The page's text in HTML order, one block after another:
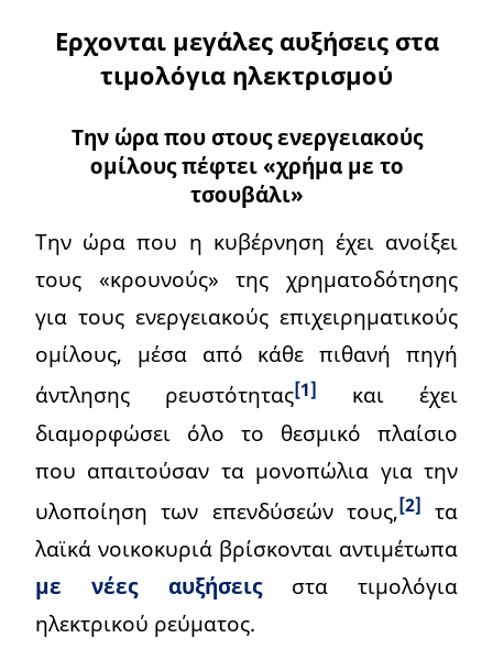
Ερχονται μεγάλες αυξήσεις στα
τιμολόγια ηλεκτρισμού
Την ώρα που στους ενεργειακούς
ομίλους πέφτει «χρήμα με το
τσουβάλι»
Την ώρα που η κυβέρνηση έχει ανοίξει
τους «κρουνούς» της χρηματοδότησης
για τους ενεργειακούς επιχειρηματικούς
ομίλους, μέσα από κάθε πιθανή πηγή
άντλησης ρευστότητας[1]
και έχει
διαμορφώσει όλο το θεσμικό πλαίσιο
που απαιτούσαν τα μονοπώλια για την
υλοποίηση των επενδύσεών τους,[2] τα
λαϊκά νοικοκυριά βρίσκονται αντιμέτωπα
με νέες αυξήσειςστα τιμολόγια
ηλεκτρικού ρεύματος.